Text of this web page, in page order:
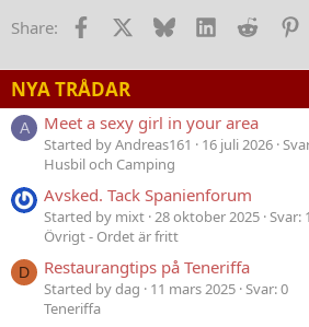
Share: Facebook Bluesky LinkedInReddit
NYA TRÅDAR
A Meet a sexy girl in your area
Started by Andreas161 16 juli 2026
Husbil och Camping
Avsked. Tack Spanienforum
Started by mixt 28 oktober 2025 Svar: 1
Övrigt - Ordet är fritt
D Restaurangtips på Teneriffa
Started by dag 11 mars 2025 Svar: 0
Teneriffa